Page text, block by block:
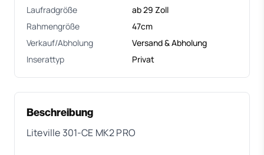
Laufradgröße
ab 29 Zoll
Rahmengröße
47cm
Verkauf/Abholung
Versand & Abholung
Inserattyp
Privat
Beschreibung
Liteville 301-CE MK2 PRO